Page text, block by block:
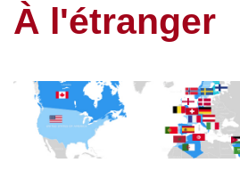
À l'étranger